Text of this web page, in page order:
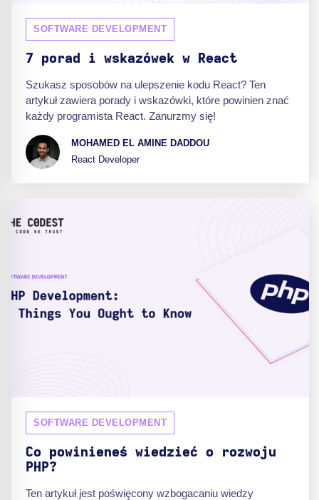
SOFTWARE DEVELOPMENT
7 porad i wskazówek w React
Szukasz sposobów na ulepszenie kodu React? Ten
artykuł zawiera porady i wskazówki, które powinien znać
każdy programista React. Zanurzmy się!
MOHAMED EL AMINE DADDOU
React Developer
SOFTWARE DEVELOPMENT
Co powinieneś wiedzieć o rozwoju
PHP?
Ten artykuł jest poświęcony wzbogacaniu wiedzy